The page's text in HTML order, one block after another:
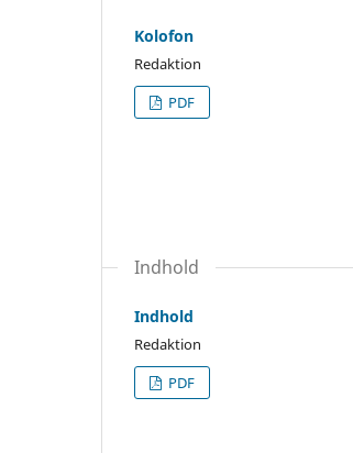
Kolofon
Redaktion
PDF
Indhold
Indhold
Redaktion
PDF